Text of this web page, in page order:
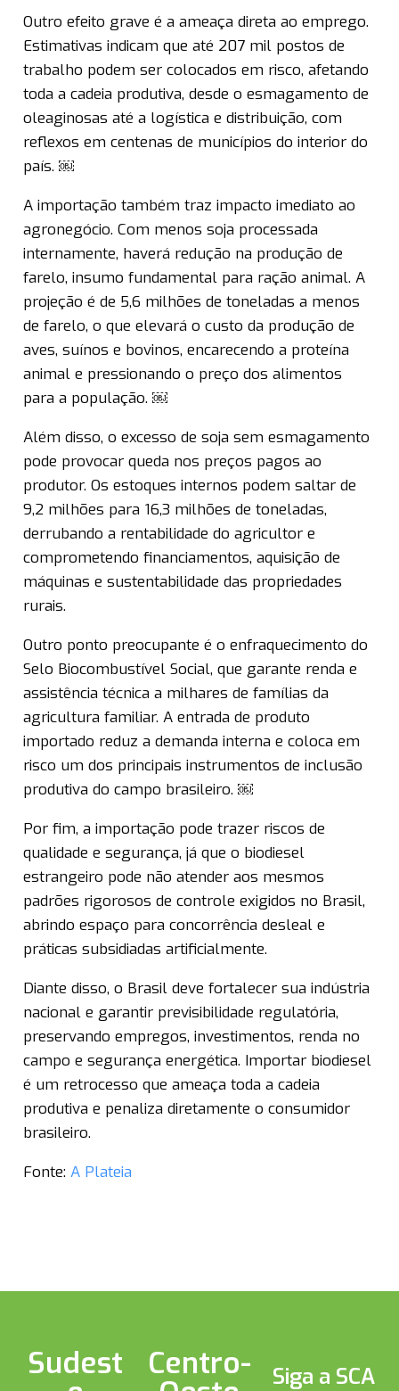
Outro efeito grave é a ameaça direta ao emprego.
Estimativas indicam que até 207 mil postos de
trabalho podem ser colocados em risco, afetando
toda a cadeia produtiva, desde o esmagamento de
oleaginosas até a logística e distribuição, com
reflexos em centenas de municípios do interior do
país. ￼
A importação também traz impacto imediato ao
agronegócio. Com menos soja processada
internamente, haverá redução na produção de
farelo, insumo fundamental para ração animal. A
projeção é de 5,6 milhões de toneladas a menos
de farelo, o que elevará o custo da produção de
aves, suínos e bovinos, encarecendo a proteína
animal e pressionando o preço dos alimentos
para a população. ￼
Além disso, o excesso de soja sem esmagamento
pode provocar queda nos preços pagos ao
produtor. Os estoques internos podem saltar de
9,2 milhões para 16,3 milhões de toneladas,
derrubando a rentabilidade do agricultor e
comprometendo financiamentos, aquisição de
máquinas e sustentabilidade das propriedades
rurais.
Outro ponto preocupante é o enfraquecimento do
Selo Biocombustível Social, que garante renda e
assistência técnica a milhares de famílias da
agricultura familiar. A entrada de produto
importado reduz a demanda interna e coloca em
risco um dos principais instrumentos de inclusão
produtiva do campo brasileiro. ￼
Por fim, a importação pode trazer riscos de
qualidade e segurança, já que o biodiesel
estrangeiro pode não atender aos mesmos
padrões rigorosos de controle exigidos no Brasil,
abrindo espaço para concorrência desleal e
práticas subsidiadas artificialmente.
Diante disso, o Brasil deve fortalecer sua indústria
nacional e garantir previsibilidade regulatória,
preservando empregos, investimentos, renda no
campo e segurança energética. Importar biodiesel
é um retrocesso que ameaça toda a cadeia
produtiva e penaliza diretamente o consumidor
brasileiro.
Fonte: A Plateia
Sudest Centro-
Siga a SCA